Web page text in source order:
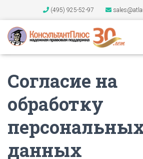
(495) 925-52-97
Согласие на
обработку
данных